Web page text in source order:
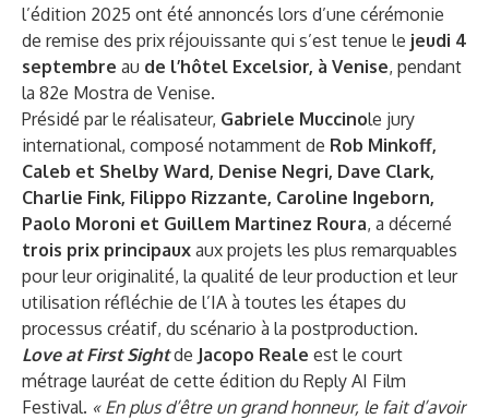
l’édition 2025 ont été annoncés lors d’une cérémonie
de remise des prix réjouissante qui s’est tenue le jeudi 4
septembre au de l’hôtel Excelsior, à Venise, pendant
la 82e Mostra de Venise.
Présidé par le réalisateur, Gabriele Muccinole jury
international, composé notamment de Rob Minkoff,
Caleb et Shelby Ward, Denise Negri, Dave Clark,
Charlie Fink, Filippo Rizzante, Caroline Ingeborn,
Paolo Moroni et Guillem Martinez Roura, a décerné
trois prix principaux aux projets les plus remarquables
pour leur originalité, la qualité de leur production et leur
utilisation réfléchie de l’IA à toutes les étapes du
processus créatif, du scénario à la postproduction.
Love at First Sight de Jacopo Reale est le court
métrage lauréat de cette édition du Reply AI Film
Festival. « En plus d’être un grand honneur, le fait d’avoir